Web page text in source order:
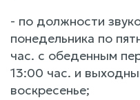
- по должности
понедельника по
час. с обеденным
13:00 час. и
воскресенье;